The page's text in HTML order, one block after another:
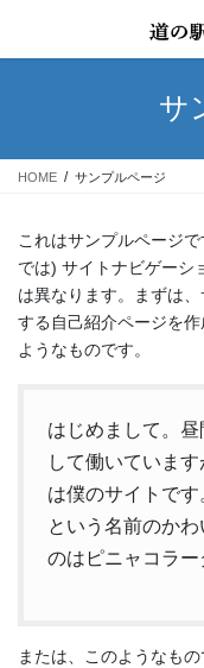
テ
ス
ゲ
ン
サ
HOME サンプルページ
これはサンプルページ
では) サイトナビゲーシ
は異なります。まずは
する自己紹介ページを
ようなものです。
はじめまして。
して働いていま
は僕のサイトで
という名前のか
のはピニャコラー
または、このようなもの